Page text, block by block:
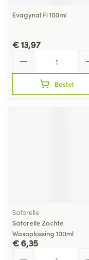
Evagynal Fl 100ml
€ 13,97
Bestel
Saforelle
Saforelle Zachte
Wasoplossing 100ml
€ 6,35